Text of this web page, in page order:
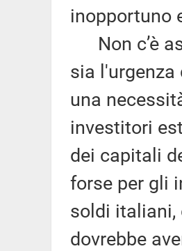
inopportuno
Non c’è
sia l'urgenza
una
investitori
dei capitali
forse per gli
soldi italiani,
dovrebbe